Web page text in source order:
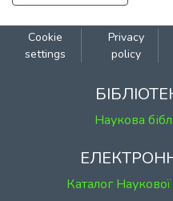
Cookie
settings
Privacy
policy
Наукова
Каталог